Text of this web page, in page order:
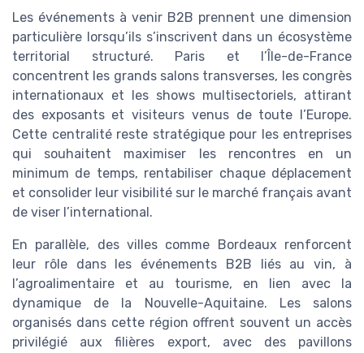
Les événements à venir B2B prennent une dimension
particulière lorsqu’ils s’inscrivent dans un écosystème
territorial structuré. Paris et l’Île-de-France
concentrent les grands salons transverses, les congrès
internationaux et les shows multisectoriels, attirant
des exposants et visiteurs venus de toute l’Europe.
Cette centralité reste stratégique pour les entreprises
qui souhaitent maximiser les rencontres en un
minimum de temps, rentabiliser chaque déplacement
et consolider leur visibilité sur le marché français avant
de viser l’international.
En parallèle, des villes comme Bordeaux renforcent
leur rôle dans les événements B2B liés au vin, à
l’agroalimentaire et au tourisme, en lien avec la
dynamique de la Nouvelle-Aquitaine. Les salons
organisés dans cette région offrent souvent un accès
privilégié aux filières export, avec des pavillons